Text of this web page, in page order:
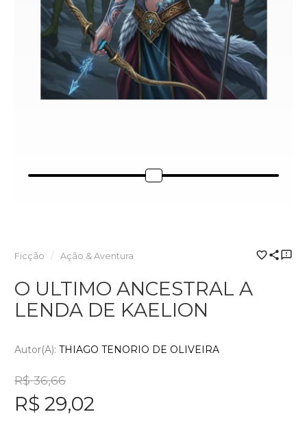
Ficção Ação & Aventura
O ULTIMO ANCESTRAL A
LENDA DE KAELION
Autor(a): THIAGO TENORIO DE OLIVEIRA
R$ 36,66
R$ 29,02